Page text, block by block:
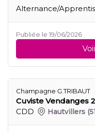
Alternance/
Publiée le 19/06/2026
Champagne G.TRIBAUT
Cuviste Vendanges
CDD
Hautvillers